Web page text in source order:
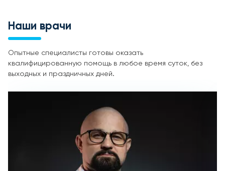
Наши врачи
Опытные специалисты готовы оказать
квалифицированную помощь в любое время суток, без
выходных и праздничных дней.